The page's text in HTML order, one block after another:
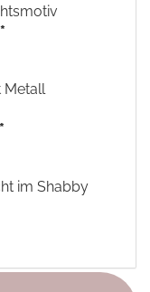
Metall
im Shabby